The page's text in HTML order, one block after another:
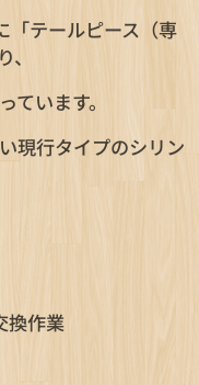
「テールピース（専
います。
現行タイプのシリン
換作業